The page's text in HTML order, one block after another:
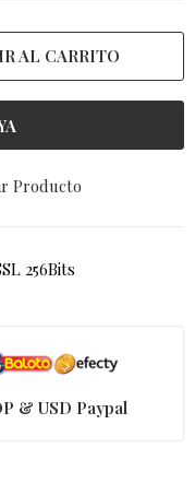
AL CARRITO
Producto
256Bits
& USD Paypal